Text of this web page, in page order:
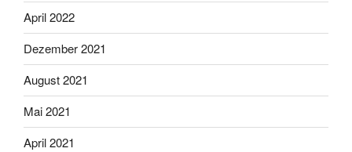
April 2022
Dezember 2021
August 2021
Mai 2021
April 2021